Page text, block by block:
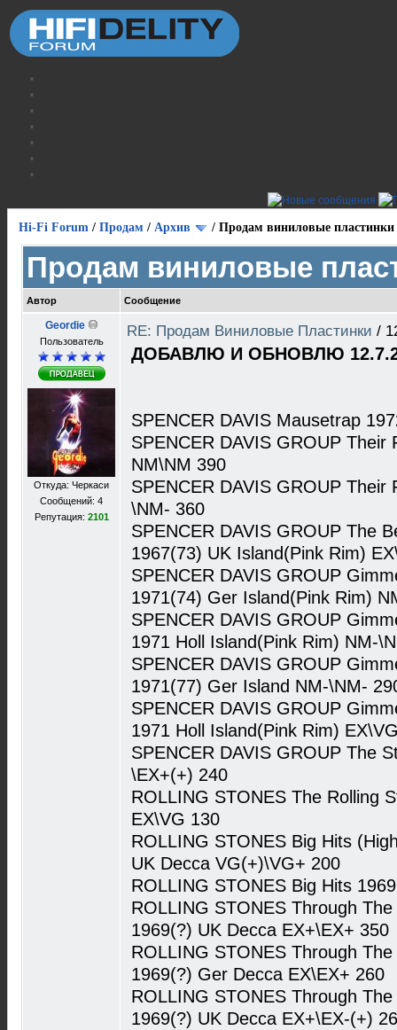
Hi-Fi Forum / Продам / Архив / Продам виниловые пластинки
Продам виниловые
Автор Сообщение
Geordie
Пользователь
Откуда: Черкаси
Сообщений: 4
Репутация: 2101
RE: Продам Виниловые Пластинки /
ДОБАВЛЮ И ОБНОВЛЮ
SPENCER DAVIS Mausetrap
SPENCER DAVIS GROUP
NM\NM 390
SPENCER DAVIS GROUP
\NM- 360
SPENCER DAVIS GROUP The
1967(73) UK Island(Pink Rim)
SPENCER DAVIS GROUP
1971(74) Ger Island(Pink Rim)
SPENCER DAVIS GROUP
1971 Holl Island(Pink Rim) NM-
SPENCER DAVIS GROUP
1971(77) Ger Island NM-\NM-
SPENCER DAVIS GROUP
1971 Holl Island(Pink Rim)
SPENCER DAVIS GROUP The
\EX+(+) 240
ROLLING STONES The Rolling
EX\VG 130
ROLLING STONES Big Hits
UK Decca VG(+)\VG+ 200
ROLLING STONES Big Hits
ROLLING STONES Through
1969(?) UK Decca EX+\EX+ 350
ROLLING STONES Through
1969(?) Ger Decca EX\EX+ 260
ROLLING STONES Through
1969(?) UK Decca EX+\EX-(+)